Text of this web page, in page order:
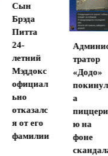
Сын
Брэда
Питта
24-
летний
Мэддокс
официал
ьно
отказалс
я от его
фамилии
Админис
тратор
«Додо»
покинул
а
пиццери
ю на
фоне
скандала